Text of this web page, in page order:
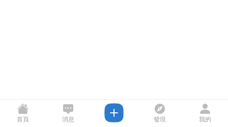
首頁 消息 發現 我的